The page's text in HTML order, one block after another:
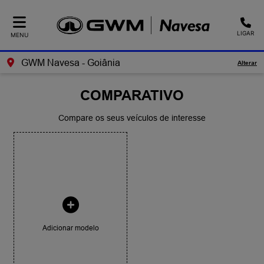
MENU LIGAR
GWM Navesa - Goiânia Alterar
COMPARATIVO
Compare os seus veículos de interesse
Adicionar modelo